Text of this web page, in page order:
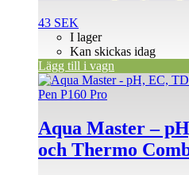
43 SEK
I lager
Kan skickas idag
Lägg till i vagn
Aqua Master –
och Thermo